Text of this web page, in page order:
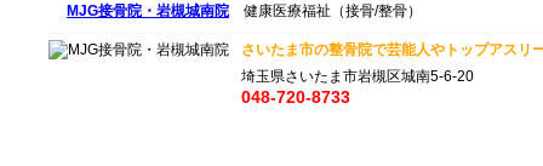
MJG接骨院・岩槻城南院 健康医療福祉（接骨/整骨）
さいたま市の整骨院で芸能人やトップアスリ
埼玉県さいたま市岩槻区城南5-6-20
048-720-8733